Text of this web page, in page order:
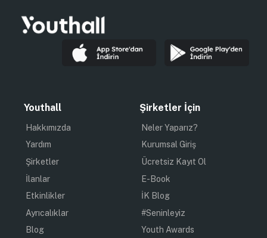
Youthall
Hakkımızda
Yardım
Şirketler
İlanlar
Etkinlikler
Ayrıcalıklar
Blog
Şirketler İçin
Neler Yaparız?
Kurumsal Giriş
Ücretsiz Kayıt Ol
E-Book
İK Blog
#Seninleyiz
Youth Awards